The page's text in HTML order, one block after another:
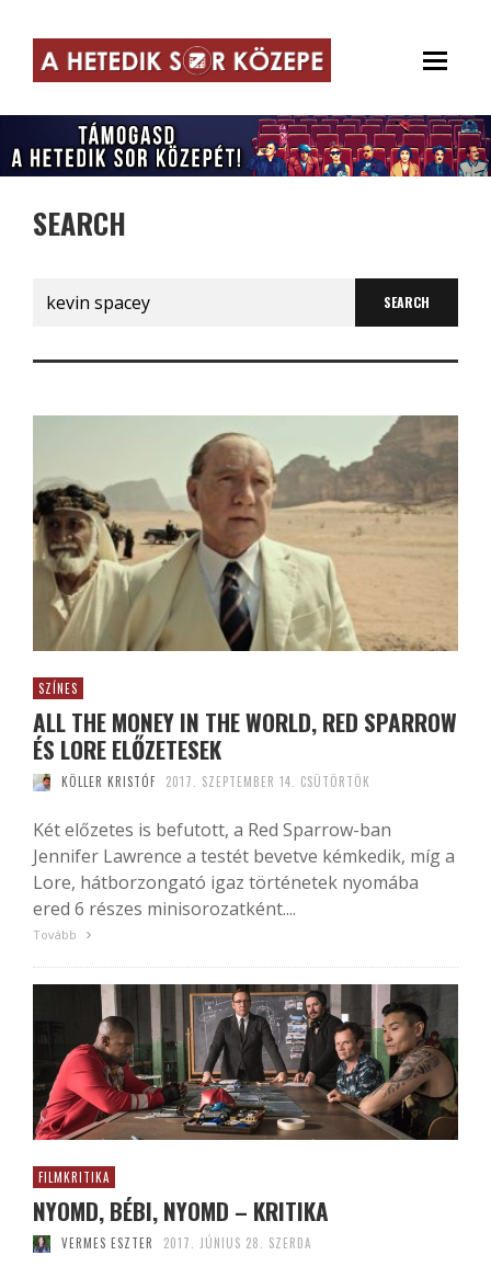
SEARCH
Search
for:
SZÍNES
ALL THE MONEY IN THE WORLD, RED SPARROW
ÉS LORE ELŐZETESEK
KÖLLER KRISTÓF 2017. SZEPTEMBER 14. CSÜTÖRTÖK
Két előzetes is befutott, a Red Sparrow-ban
Jennifer Lawrence a testét bevetve kémkedik, míg a
Lore, hátborzongató igaz történetek nyomába
ered 6 részes minisorozatként....
Tovább
FILMKRITIKA
NYOMD, BÉBI, NYOMD – KRITIKA
VERMES ESZTER 2017. JÚNIUS 28. SZERDA